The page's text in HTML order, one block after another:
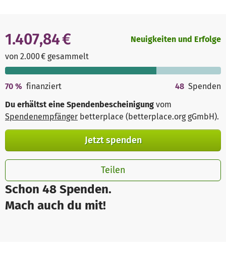
Schon 48 Spenden.
Mach auch du mit!
1.407,84 €
von 2.000 € gesammelt
Neuigkeiten und Erfolge
70 % finanziert 48 Spenden
Du erhältst eine Spendenbescheinigung vom
Spendenempfänger betterplace (betterplace.org gGmbH).
Jetzt spenden
Teilen